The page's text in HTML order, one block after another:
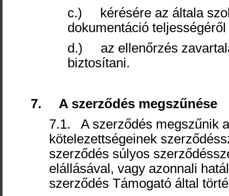
c.) kérésére az általa
dokumentáció
d.) az ellenőrzés
biztosítani.
7. A szerződés megszűnése
7.1. A szerződés megszűnik
kötelezettségeinek
szerződés súlyos
elállásával, vagy azonnali
szerződés Támogató által